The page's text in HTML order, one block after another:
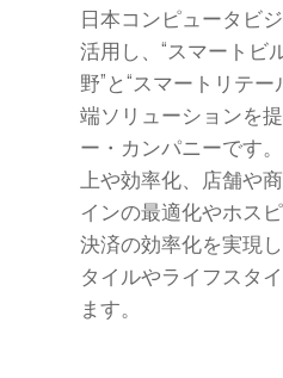
日本コンピュータビ
活用し、“スマートビ
野”と“スマートリテ
端ソリューションを
ー・カンパニーです
上や効率化、店舗や
インの最適化やホス
決済の効率化を実現
タイルやライフスタ
ます。